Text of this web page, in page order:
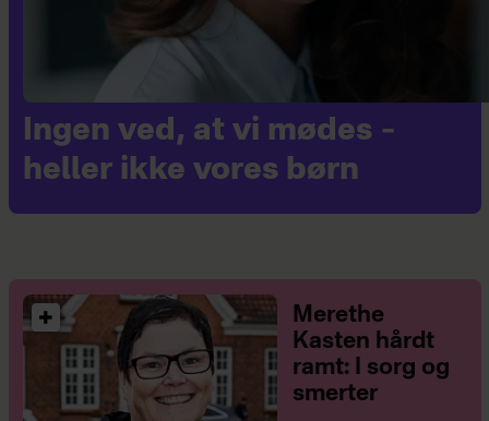
Ingen ved, at vi mødes –
heller ikke vores børn
Merethe
Kasten hårdt
ramt: I sorg og
smerter